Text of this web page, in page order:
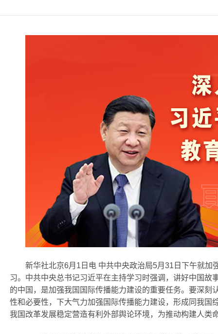
新华社北京6月1日电 中共中央政治局5月31日下午就加
习。中共中央总书记习近平在主持学习时强调，讲好中国故
的中国，是加强我国国际传播能力建设的重要任务。要深刻
性和必要性，下大气力加强国际传播能力建设，形成同我国
我国改革发展稳定营造有利外部舆论环境，为推动构建人类